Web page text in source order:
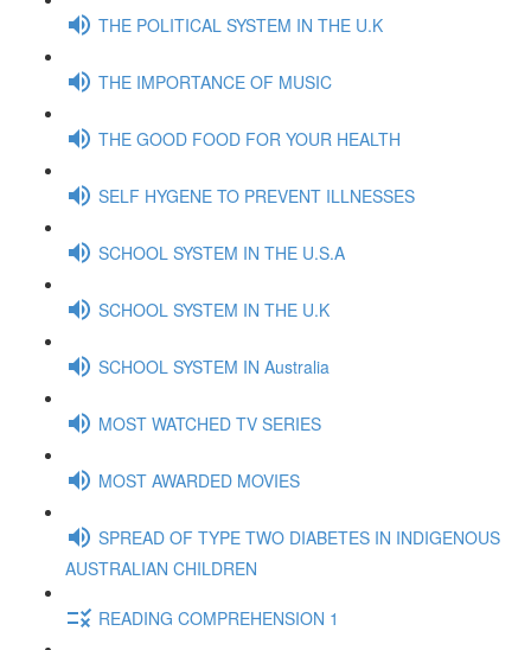
THE POLITICAL SYSTEM IN THE U.K
THE IMPORTANCE OF MUSIC
THE GOOD FOOD FOR YOUR HEALTH
SELF HYGENE TO PREVENT ILLNESSES
SCHOOL SYSTEM IN THE U.S.A
SCHOOL SYSTEM IN THE U.K
SCHOOL SYSTEM IN Australia
MOST WATCHED TV SERIES
MOST AWARDED MOVIES
SPREAD OF TYPE TWO DIABETES IN INDIGENOUS
AUSTRALIAN CHILDREN
READING COMPREHENSION 1